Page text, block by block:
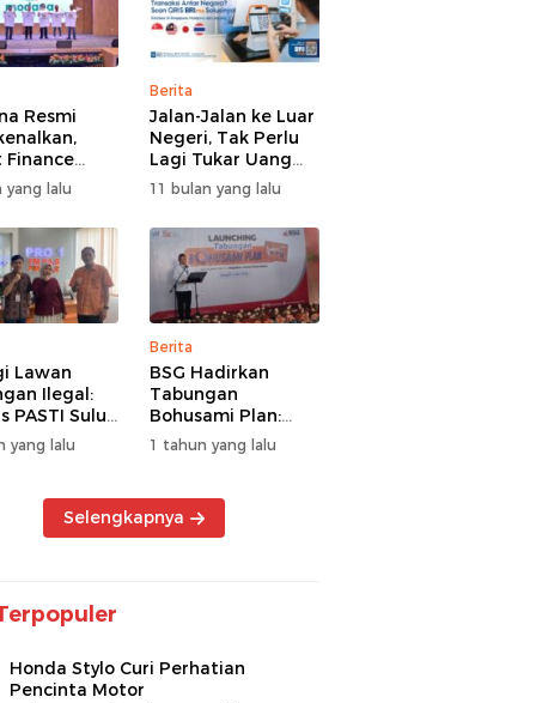
Resmi
Finance
Segmen
yang lalu
Berita
Jalan-Jalan ke Luar
Negeri, Tak Perlu
Lagi Tukar Uang
Asing – Cukup Scan
QRIS Pakai BRImo
11 bulan yang lalu
Lawan
Ilegal:
PASTI Sulut
Literasi
Kolektif
yang lalu
Berita
BSG Hadirkan
Tabungan
Bohusami Plan:
Nabung Gak Ribet,
Impian Masa Depan
1 tahun yang lalu
Selengkapnya
Honda Stylo Curi Perhatian
Pencinta Motor